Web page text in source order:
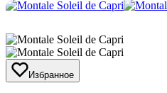
Избранное